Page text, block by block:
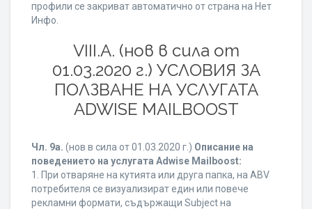
профили се закриват автоматично от страна на Нет
Инфо.
VIII.A. (нов в сила от
01.03.2020 г.) УСЛОВИЯ ЗА
ПОЛЗВАНЕ НА УСЛУГАТА
ADWISE MAILBOOST
Чл. 9а. (нов в сила от 01.03.2020 г.) Описание на
поведението на услугата Adwise Mailboost:
1. При отваряне на кутията или друга папка, на ABV
потребителя се визуализират един или повече
рекламни формати, съдържащи Subject на